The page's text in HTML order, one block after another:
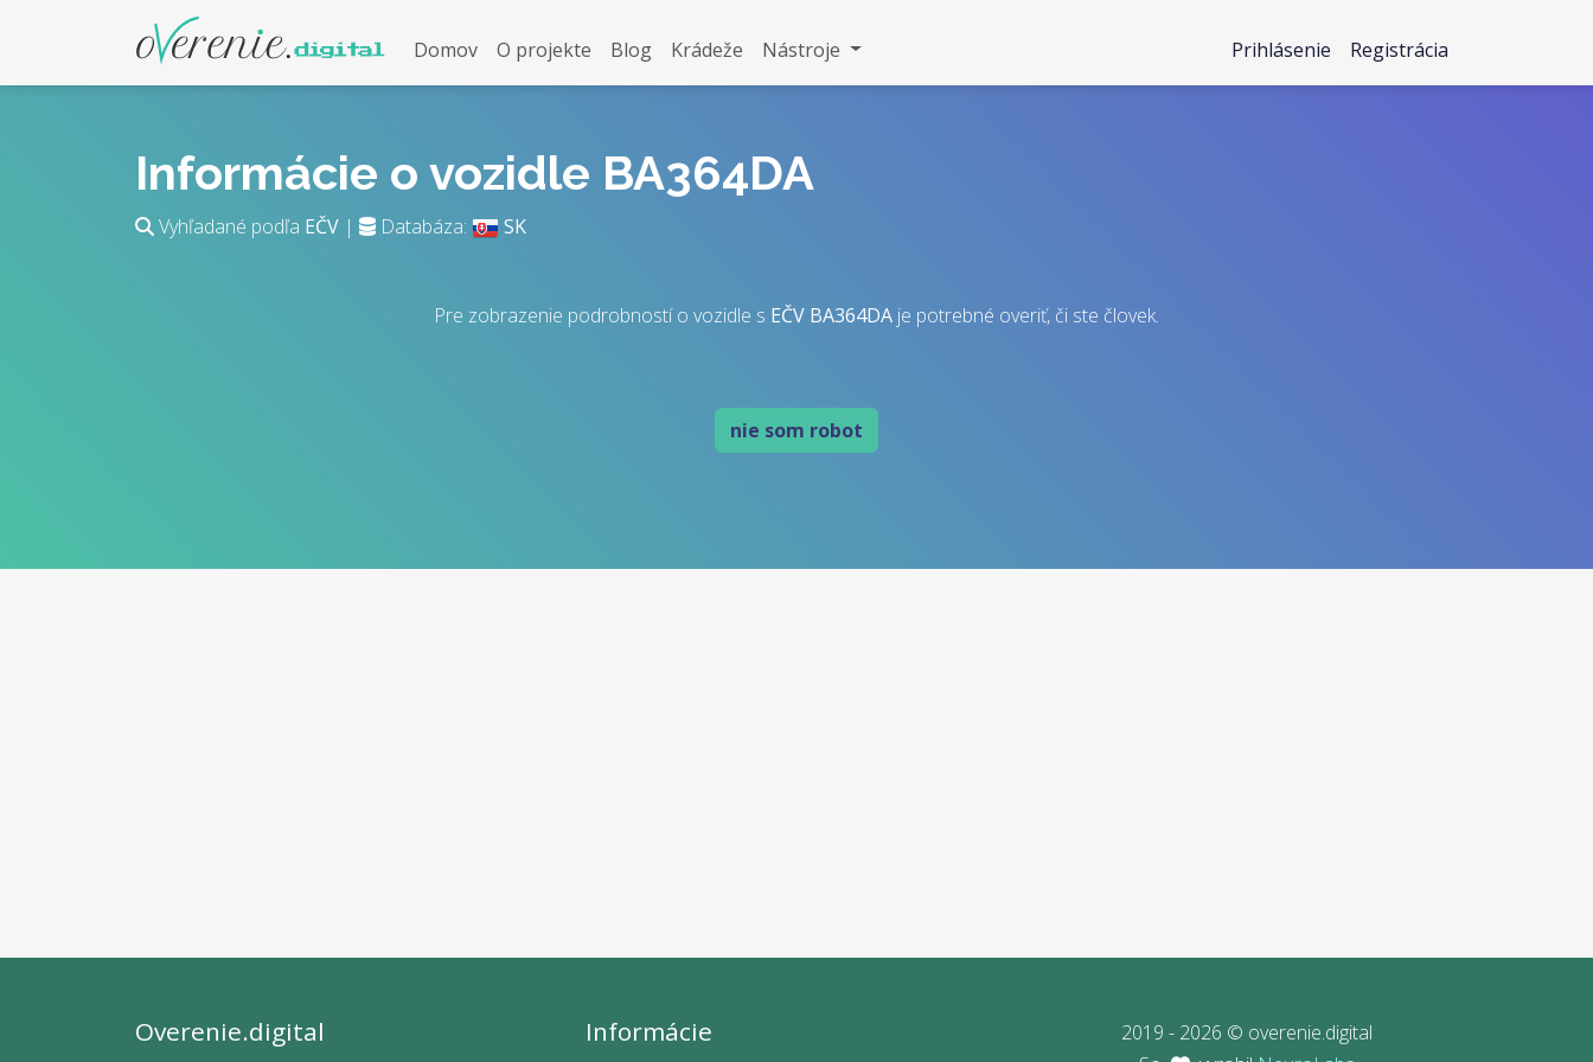
Domov O projekte Blog Krádeže Nástroje Prihlásenie Registrácia
Informácie o vozidle BA364DA
Vyhľadané podľa EČV | Databáza: SK
Pre zobrazenie podrobností o vozidle s EČV BA364DA je potrebné overiť, či ste človek.
nie som robot
Overenie.digital Informácie
2019 - 2026 © overenie.digital